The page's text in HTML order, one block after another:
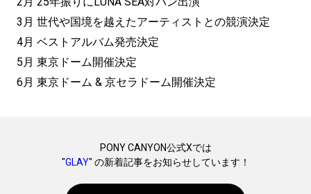
3月 世代や国境を越えたアーティストとの競演決定
4月 ベストアルバム発売決定
5月 東京ドーム開催決定
6月 東京ドーム & 京セラドーム開催決定
PONY CANYON公式Xでは
"GLAY" の新着記事をお知らせしています！